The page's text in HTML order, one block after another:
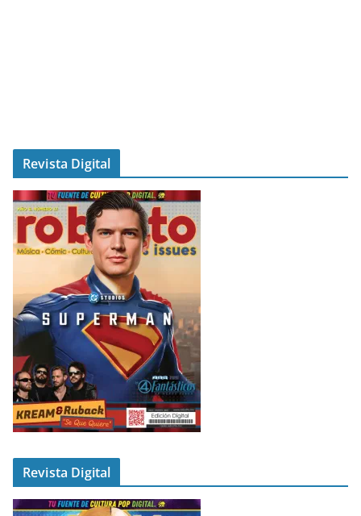
Revista Digital
Revista Digital